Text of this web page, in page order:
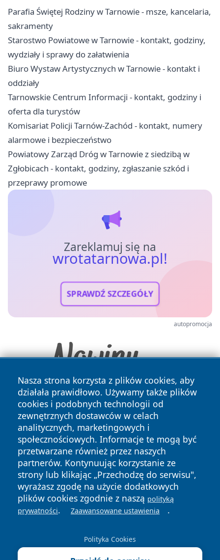
Parafia Świętej Rodziny w Tarnowie - msze, kancelaria,
sakramenty
Starostwo Powiatowe w Tarnowie - kontakt, godziny,
wydziały i sprawy do załatwienia
Biuro Wystaw Artystycznych w Tarnowie - kontakt i
oddziały
Tarnowskie Centrum Informacji - kontakt, godziny i
oferta dla turystów
Komisariat Policji Tarnów-Zachód - kontakt, numery
alarmowe i bezpieczeństwo
Powiatowy Zarząd Dróg w Tarnowie z siedzibą w
Zgłobicach - kontakt, godziny, zgłaszanie szkód i
przeprawy promowe
Zareklamuj się na
wrotatarnowa.pl!
SPRAWDŹ SZCZEGÓŁY
autopromocja
Nasza strona korzysta z plików cookies, aby
działała prawidłowo. Używamy także plików
cookies i podobnych technologii od
zewnętrznych dostawców w celach
analitycznych, marketingowych i
społecznościowych. Informacje te mogą być
przetwarzane również przez naszych
partnerów. Kontynuując korzystanie ze
strony lub klikając „Przechodzę do serwisu",
wyrażasz zgodę na użycie dodatkowych
plików cookies zgodnie z naszą polityką
prywatności. Zaawansowane ustawienia .
Polityka Cookies
Copyright © 2026 wrotatarnowa.pl Wszystkie prawa
zastrzeżone.
News Autorzy
Polityka
Prywatności
Polityka
Cookies